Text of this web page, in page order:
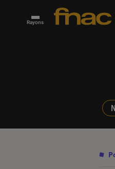
Rayons